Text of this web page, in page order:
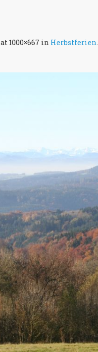
at 1000×667 in Herbstferien.